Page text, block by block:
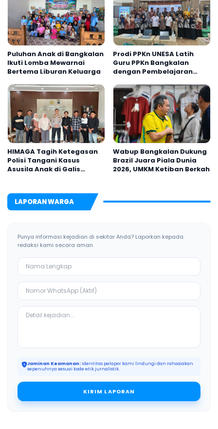
Puluhan Anak di Bangkalan
Ikuti Lomba Mewarnai
Bertema Liburan Keluarga
Prodi PPKn UNESA Latih
Guru PPKn Bangkalan
dengan Pembelajaran
HIMAGA Tagih Ketegasan
Polisi Tangani Kasus
Asusila Anak di Galis
Wabup Bangkalan Dukung
Brazil Juara Piala Dunia
2026, UMKM Ketiban Berkah
LAPORAN WARGA
Punya informasi kejadian di sekitar Anda? Laporkan kepada
redaksi kami secara aman.
Jaminan Keamanan: Identitas pelapor kami lindungi dan rahasiakan
sepenuhnya sesuai kode etik jurnalistik.
KIRIM LAPORAN